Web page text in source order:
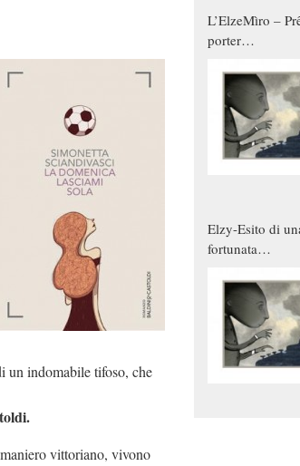
un indomabile tifoso, che
vittoriano, vivono
L’ElzeMìro –
porter
Elzy-Esito di
fortunata